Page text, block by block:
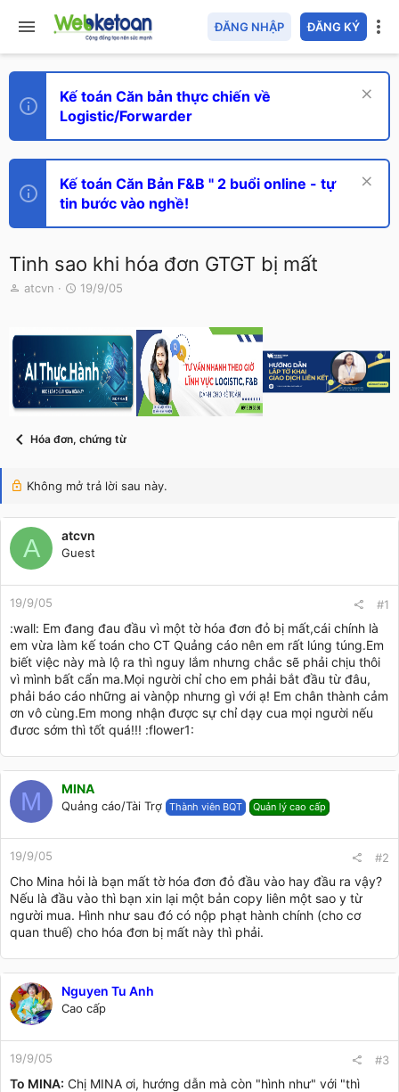
ĐĂNG NHẬP ĐĂNG KÝ
Kế toán Căn bản thực chiến về
Logistic/Forwarder
Kế toán Căn Bản F&B " 2 buổi online - tự
tin bước vào nghề!
Tinh sao khi hóa đơn GTGT bị mất
T
e
a
d
s
a
atcvn
N
y
ử
i
19/9/05
Hóa đơn, chứng từ
Không mở trả lời sau này.
A atcvn
Guest
19/9/05 #1
:wall: Em đang đau đầu vì một tờ hóa đơn đỏ bị mất,cái chính là
em vừa làm kế toán cho CT Quảng cáo nên em rất lúng túng.Em
biết việc này mà lộ ra thì nguy lắm nhưng chắc sẽ phải chịu thôi
vì mình bất cẩn ma.Mọi người chỉ cho em phải bắt đầu từ đâu,
phải báo cáo những ai vànộp nhưng gì với ạ! Em chân thành cảm
ơn vô cùng.Em mong nhận được sự chỉ dạy cua mọi người nếu
đươc sớm thì tốt quá!!! :flower1:
M MINA
Quảng cáo/Tài Trợ Thành viên BQT Quản lý cao cấp
19/9/05 #2
Cho Mina hỏi là bạn mất tờ hóa đơn đỏ đầu vào hay đầu ra vậy?
Nếu là đầu vào thì bạn xin lại một bản copy liên một sao y từ
người mua. Hình như sau đó có nộp phạt hành chính (cho cơ
quan thuế) cho hóa đơn bị mất này thì phải.
Nguyen Tu Anh
Cao cấp
19/9/05 #3
To MINA: Chị MINA ơi, hướng dẫn mà còn "hình như" với "thì